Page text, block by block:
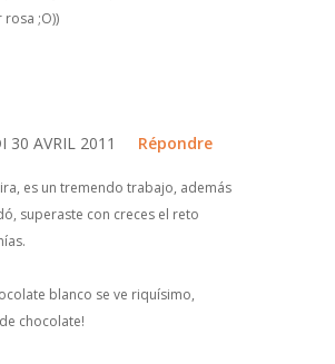
;O))
30 AVRIL 2011 Répondre
es un tremendo trabajo, además
superaste con creces el reto
blanco se ve riquísimo,
chocolate!